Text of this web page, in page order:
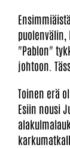
puolenvälin,
"Pablon"
johtoon.
Toinen erä
Esiin nousi